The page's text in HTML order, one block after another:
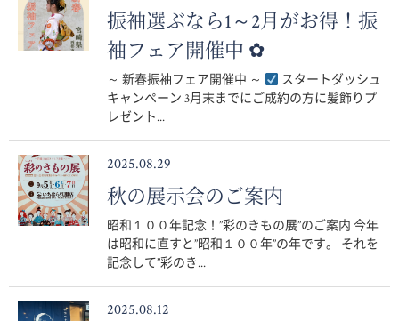
振袖選ぶなら1～2月がお得！振
袖フェア開催中 ✿
～ 新春振袖フェア開催中 ～
スタートダッシュ
キャンペーン 3月末までにご成約の方に髪飾りプ
レゼント...
2025.08.29
秋の展示会のご案内
昭和１００年記念！”彩のきもの展”のご案内 今年
は昭和に直すと”昭和１００年”の年です。 それを
記念して”彩のき...
2025.08.12